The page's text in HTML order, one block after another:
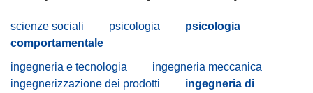
scienze sociali psicologia
psicologia
comportamentale
ingegneria e tecnologia
ingegneria meccanica
ingegnerizzazione dei prodotti
ingegneria di